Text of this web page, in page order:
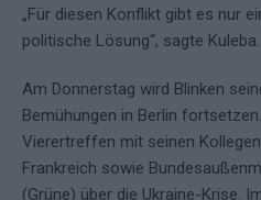
„Für diesen Konflikt gibt es nur
politische Lösung“, sagte Kuleba.
Am Donnerstag wird Blinken
Bemühungen in Berlin
Vierertreffen mit seinen
Frankreich sowie
(Grüne) über die Ukraine-Krise.